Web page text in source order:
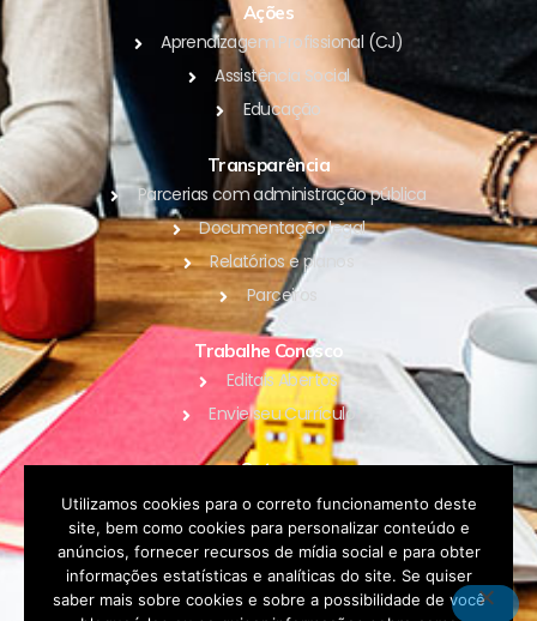
Ações
Aprendizagem Profissional (CJ)
Assistência Social
Educação
Transparência
Parcerias com administração pública
Documentação legal
Relatórios e planos
Parceiros
Trabalhe Conosco
Editais Abertos
Envie seu Currículo
Outros
Blog
Contato
Política de Privacidade
Utilizamos cookies para o correto funcionamento deste
site, bem como cookies para personalizar conteúdo e
anúncios, fornecer recursos de mídia social e para obter
informações estatísticas e analíticas do site. Se quiser
saber mais sobre cookies e sobre a possibilidade de você